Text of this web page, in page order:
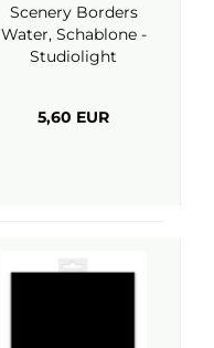
Scenery Borders
Water, Schablone -
Studiolight
5,60 EUR